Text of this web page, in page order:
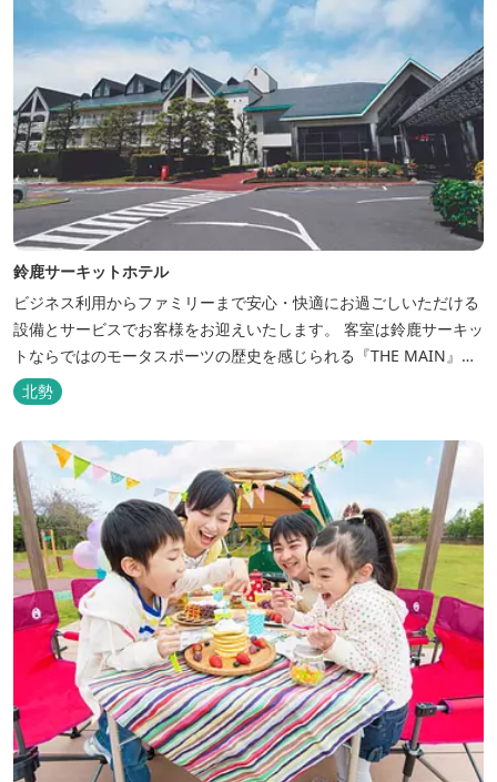
鈴鹿サーキットホテル
ビジネス利用からファミリーまで安心・快適にお過ごしいただける
設備とサービスでお客様をお迎えいたします。 客室は鈴鹿サーキッ
トならではのモータスポーツの歴史を感じられる『THE MAIN』を
はじめ、ファミリーにおすすめのキッズ・ベビーにやさしいこだわ
りの詰まった「サーキット キッズルーム」「コチラファミリールー
ム」など様々なコンセプトルームをご用意しています。 また、お子
さま連れでも安心し...
北勢